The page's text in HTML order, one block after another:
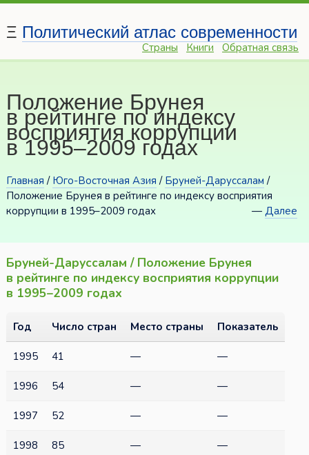
Ξ Политический атлас современности
Страны Книги Обратная связь
Положение Брунея
в рейтинге по индексу
восприятия коррупции
в 1995–2009 годах
Главная / Юго-Восточная Азия / Бруней-Даруссалам /
Положение Брунея в рейтинге по индексу восприятия
коррупции в 1995–2009 годах
—Далее
Бруней-Даруссалам / Положение Брунея
в рейтинге по индексу восприятия коррупции
в 1995–2009 годах
Год Число стран Место страны Показатель
1995 41 — —
1996 54 — —
1997 52 — —
1998 85 — —